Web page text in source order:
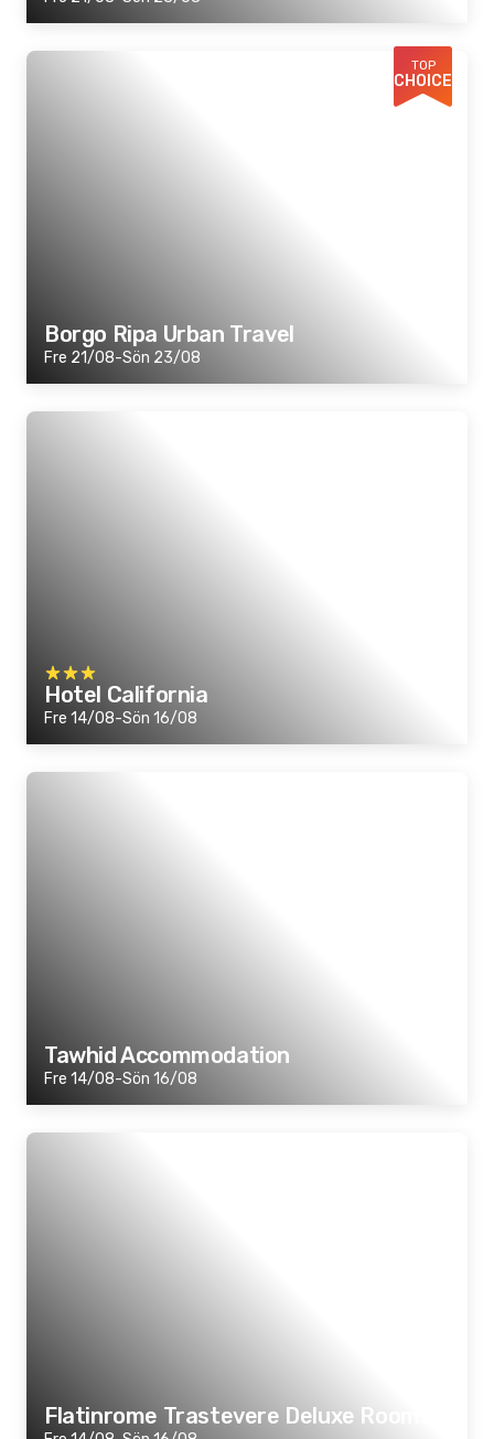
TOP
CHOICE
Borgo Ripa Urban Travel
Fre 21/08-Sön 23/08
Hotel California
Fre 14/08-Sön 16/08
Tawhid Accommodation
Fre 14/08-Sön 16/08
Flatinrome Trastevere Deluxe Rooms